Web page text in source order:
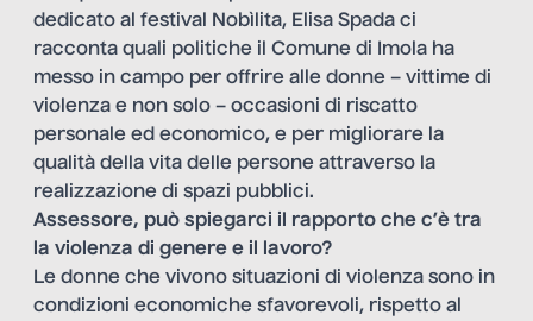
dedicato al festival Nobìlita, Elisa Spada ci
racconta quali politiche il Comune di Imola ha
messo in campo per offrire alle donne – vittime di
violenza e non solo – occasioni di riscatto
personale ed economico, e per migliorare la
qualità della vita delle persone attraverso la
realizzazione di spazi pubblici.
Assessore, può spiegarci il rapporto che c’è tra
la violenza di genere e il lavoro?
Le donne che vivono situazioni di violenza sono in
condizioni economiche sfavorevoli, rispetto al